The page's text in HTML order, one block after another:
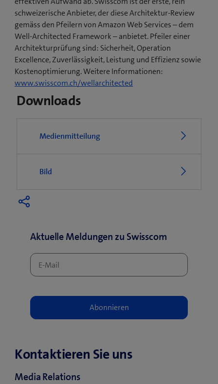
schweizerische Anbieter, der diese Architektur-Review
gemäss den Pfeilern von Amazon Web Services – dem
Well-Architected Framework – anbietet. Pfeiler einer
Architekturprüfung sind: Sicherheit, Operation
Excellence, Zuverlässigkeit, Leistung und Effizienz sowie
Kostenoptimierung. Weitere Informationen:
www.swisscom.ch/wellarchitected
Downloads
Medienmitteilung
Bild
Aktuelle Meldungen zu Swisscom
Kontaktieren Sie uns
Media Relations